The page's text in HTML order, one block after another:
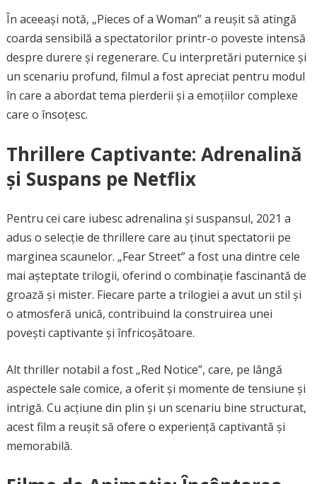
În aceeași notă, „Pieces of a Woman” a reușit să atingă
coarda sensibilă a spectatorilor printr-o poveste intensă
despre durere și regenerare. Cu interpretări puternice și
un scenariu profund, filmul a fost apreciat pentru modul
în care a abordat tema pierderii și a emoțiilor complexe
care o însoțesc.
Thrillere Captivante: Adrenalină
și Suspans pe Netflix
Pentru cei care iubesc adrenalina și suspansul, 2021 a
adus o selecție de thrillere care au ținut spectatorii pe
marginea scaunelor. „Fear Street” a fost una dintre cele
mai așteptate trilogii, oferind o combinație fascinantă de
groază și mister. Fiecare parte a trilogiei a avut un stil și
o atmosferă unică, contribuind la construirea unei
povești captivante și înfricoșătoare.
Alt thriller notabil a fost „Red Notice”, care, pe lângă
aspectele sale comice, a oferit și momente de tensiune și
intrigă. Cu acțiune din plin și un scenariu bine structurat,
acest film a reușit să ofere o experiență captivantă și
memorabilă.